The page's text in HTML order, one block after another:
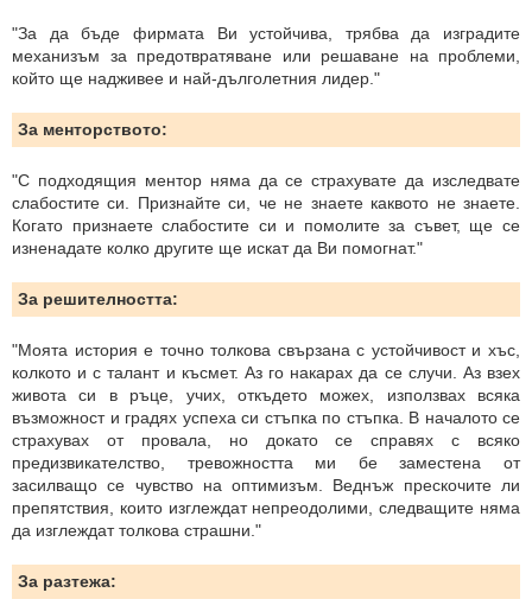
"За да бъде фирмата Ви устойчива, трябва да изградите
механизъм за предотвратяване или решаване на проблеми,
който ще надживее и най-дълголетния лидер."
За менторството:
"С подходящия ментор няма да се страхувате да изследвате
слабостите си. Признайте си, че не знаете каквото не знаете.
Когато признаете слабостите си и помолите за съвет, ще се
изненадате колко другите ще искат да Ви помогнат."
За решителността:
"Моята история е точно толкова свързана с устойчивост и хъс,
колкото и с талант и късмет. Аз го накарах да се случи. Аз взех
живота си в ръце, учих, откъдето можех, използвах всяка
възможност и градях успеха си стъпка по стъпка. В началото се
страхувах от провала, но докато се справях с всяко
предизвикателство, тревожността ми бе заместена от
засилващо се чувство на оптимизъм. Веднъж прескочите ли
препятствия, които изглеждат непреодолими, следващите няма
да изглеждат толкова страшни."
За разтежа: